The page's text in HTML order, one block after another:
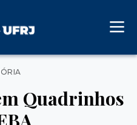
Categorias
Quadrinhos